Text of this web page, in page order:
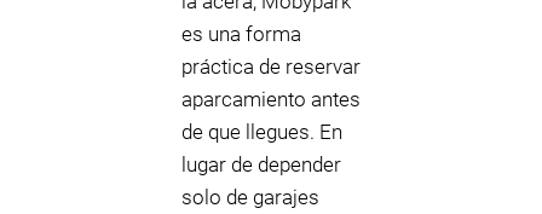
es una forma
práctica de reservar
aparcamiento antes
de que llegues. En
lugar de depender
solo de garajes